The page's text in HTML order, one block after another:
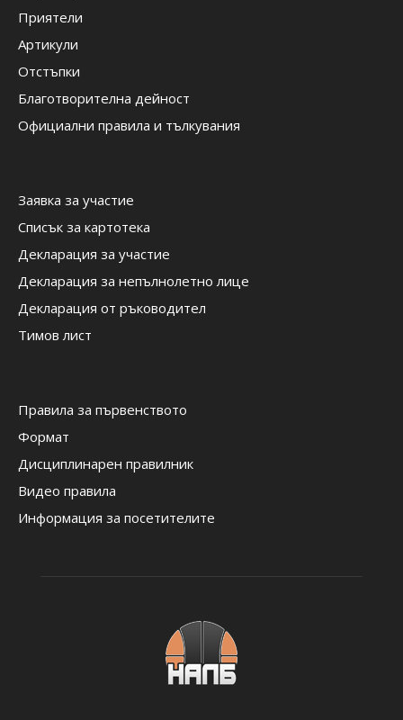
Приятели
Артикули
Отстъпки
Благотворителна дейност
Официални правила и тълкувания
Заявка за участие
Списък за картотека
Декларация за участие
Декларация за непълнолетно лице
Декларация от ръководител
Тимов лист
Правила за първенството
Формат
Дисциплинарен правилник
Видео правила
Информация за посетителите